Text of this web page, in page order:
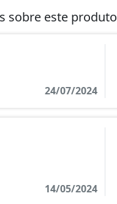
sobre este produto
24/07/2024
14/05/2024